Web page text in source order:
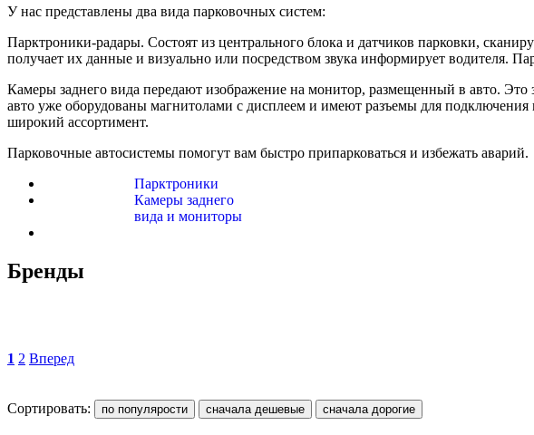
У нас представлены два вида парковочных систем:
Парктроники-радары. Состоят из центрального блока и датчиков парковки,
получает их данные и визуально или посредством звука информирует водителя.
Камеры заднего вида передают изображение на монитор, размещенный в авто. Это
авто уже оборудованы магнитолами с дисплеем и имеют разъемы для подключения
широкий ассортимент.
Парковочные автосистемы помогут вам быстро припарковаться и избежать аварий.
Парктроники
Камеры заднего
вида и мониторы
Бренды
1 2 Вперед
Сортировать: